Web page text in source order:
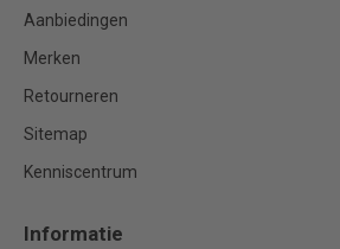
Aanbiedingen
Merken
Retourneren
Sitemap
Kenniscentrum
Informatie